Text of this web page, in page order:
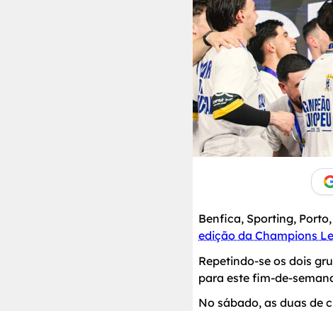
Benfica, Sporting,
edição da Champions
Repetindo-se os dois
para este fim-de-
No sábado, as duas de